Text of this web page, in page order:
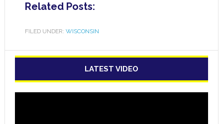
Related Posts:
FILED UNDER: WISCONSIN
LATEST VIDEO